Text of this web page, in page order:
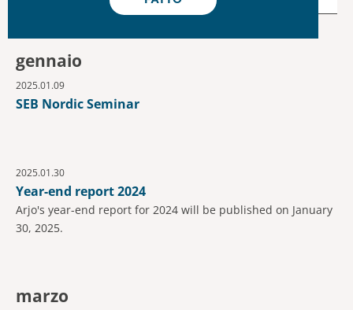
gennaio
2025.01.09
SEB Nordic Seminar
2025.01.30
Year-end report 2024
Arjo's year-end report for 2024 will be published on January
30, 2025.
marzo